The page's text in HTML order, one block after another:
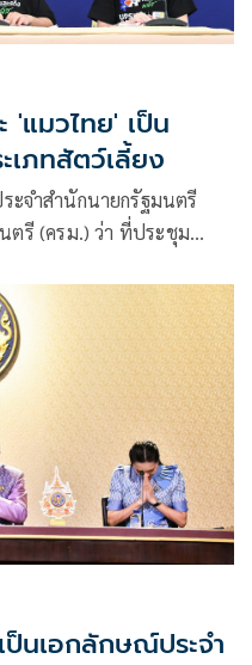
'แมวไทย' เป็น
เภทสัตว์เลี้ยง
ะจำสำนักนายกรัฐมนตรี
ตรี (ครม.) ว่า ที่ประชุม
รรมการเอกลักษณ์ของชาติ (
ป็นเอกลักษณ์ประจำ